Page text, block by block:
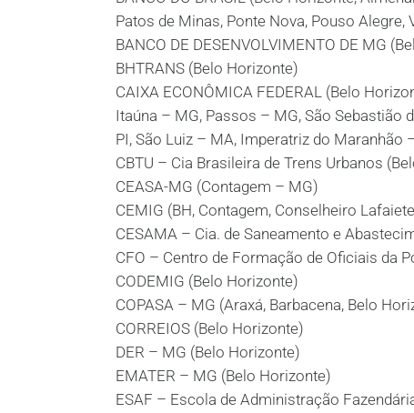
Patos de Minas, Ponte Nova, Pouso
BANCO DE DESENVOLVIMENTO DE MG
BHTRANS (Belo Horizonte)
CAIXA ECONÔMICA FEDERAL (Belo
Itaúna – MG, Passos – MG, São Sebastião
PI, São Luiz – MA, Imperatriz do Maranhão
CBTU – Cia Brasileira de Trens Urbanos
CEASA-MG (Contagem – MG)
CEMIG (BH, Contagem, Conselheiro
CESAMA – Cia. de Saneamento e
CFO – Centro de Formação de Oficiais da
CODEMIG (Belo Horizonte)
COPASA – MG (Araxá, Barbacena, Belo
CORREIOS (Belo Horizonte)
DER – MG (Belo Horizonte)
EMATER – MG (Belo Horizonte)
ESAF – Escola de Administração